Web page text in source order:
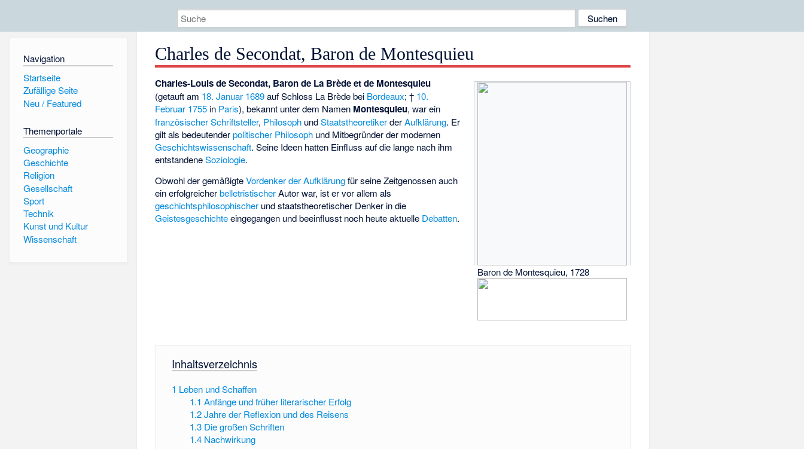
Navigation
Startseite
Zufällige Seite
Neu / Featured
Themenportale
Geographie
Geschichte
Religion
Gesellschaft
Sport
Technik
Kunst und Kultur
Wissenschaft
Charles de Secondat, Baron de Montesquieu
Baron de Montesquieu, 1728
Charles-Louis de Secondat, Baron de La Brède et de Montesquieu
(getauft am 18. Januar 1689aufSchloss La Brèdebei Bordeaux; † 10.
Februar 1755 in Paris), bekannt unter dem Namen Montesquieu, war ein
französischer Schriftsteller, Philosoph undStaatstheoretikerderAufklärung. Er
gilt als bedeutenderpolitischer Philosoph und Mitbegründer der modernen
Geschichtswissenschaft. Seine Ideen hatten Einfluss auf die lange nach ihm
entstandeneSoziologie.
Obwohl der gemäßigteVordenker der Aufklärungfür seine Zeitgenossen auch
ein erfolgreicherbelletristischerAutor war, ist er vor allem als
geschichtsphilosophischer und staatstheoretischer Denker in die
Geistesgeschichteeingegangen und beeinflusst noch heute aktuelle Debatten.
Inhaltsverzeichnis
1 Leben und Schaffen
1.1 Anfänge und früher literarischer Erfolg
1.2 Jahre der Reflexion und des Reisens
1.3 Die großen Schriften
1.4 Nachwirkung